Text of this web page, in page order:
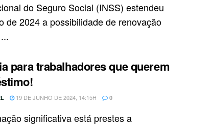
do Seguro Social (INSS) estendeu
de 2024 a possibilidade de renovação
para trabalhadores que querem
19 DE JUNHO DE 2024, 14:15H 0
significativa está prestes a